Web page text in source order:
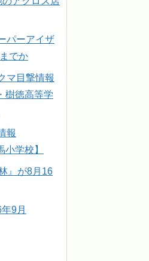
パーアイザ
でか
マ目撃情報
樹徳高等学
報
学校】
』が8月16
9月